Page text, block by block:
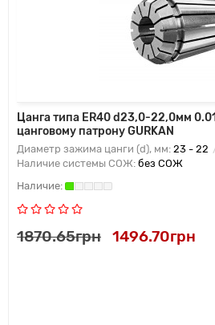
Цанга типа ER40 d23,0-22,0мм
цанговому патрону GURKAN
Диаметр зажима цанги (d), мм: 23 - 22
Наличие системы СОЖ: без СОЖ
1870.65грн 1496.70грн